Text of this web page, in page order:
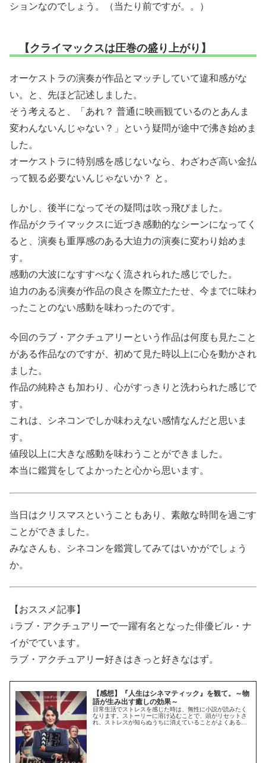
ションなのでしょう。（当たり前ですが。。）
【クライマックスは圧巻の盛り上がり】
オーケストラの演奏が作品とマッチしていて違和感がな
い。と、先ほど記述しました。
そう考えると、「あれ？ 普通に映画観ているのとあんま
変わんないんじゃない？」という疑問が途中で沸き始めま
した。
オーケストラに特別感を感じないなら、わざわざ高い金払
って観る必要ないんじゃないか？ と。
しかし、後半になってその疑問は吹っ飛びました。
作品がクライマックスに近づき感動的なシーンになってく
ると、演奏も重厚感のある大迫力の演奏に変わり始めま
す。
感動の大波になすすべなく流されられた感じでした。
迫力のある演奏が作品の良さを際立たたせ、今までに味わ
ったことのない感動を味わったのです。
今回のラブ・アクチュアリーという作品は何度も見たこと
がある作品なのですが、初めて見た時以上に心を動かされ
ました。
作品の純粋さも加わり、心がすっきりと洗わられた感じで
す。
これは、シネコンでしか味わえない感情なんだと思いま
す。
値段以上に大きな感動を味わうことができました。
本当に鑑賞をしてよかったと心から思います。
当日はクリスマスということもあり、素敵な時間を過ごす
ことができました。
みなさんも、シネコンを鑑賞してみてはいかがでしょう
か。
【おススメ記事】
↓ラブ・アクチュアリーで一躍有名となった俳優ビル・ナ
イがでています。
ラブ・アクチュアリー好きはきっと好きなはず。
【感想】『人生はシネマティック』を観て。～物
語が生み出す癒しの効果～
日常生活でストレスを感じた時は、無性に小説が読みたく
なります。ストーリーに溶け込むことで、頭がリセットさ
れ、ストレスが知らぬうちに消えていることがよくあるか